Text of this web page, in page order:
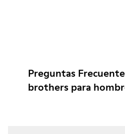
Preguntas
brothers para